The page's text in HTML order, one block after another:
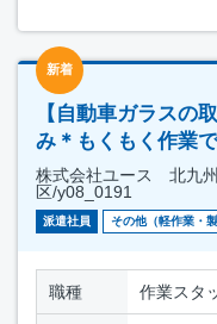
新着
【自動車ガラスの
み＊もくもく作業
株式会社ユース 北九
区/y08_0191
派遣社員 その他（軽作業・製
職種 作業スタ